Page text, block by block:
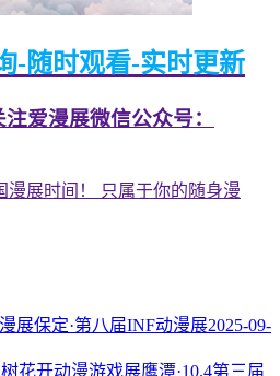
-随时观看-实时更新
爱漫展微信公众号：
漫展时间！ 只属于你的随身漫
保定·第八届INF动漫展2025-09-
鹰潭·10.4第三届